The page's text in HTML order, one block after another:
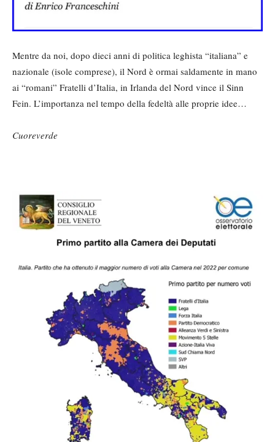
Mentre da noi, dopo dieci anni di politica leghista “italiana” e
nazionale (isole comprese), il Nord è ormai saldamente in mano
ai “romani” Fratelli d’Italia, in Irlanda del Nord vince il Sinn
Fein. L’importanza nel tempo della fedeltà alle proprie idee…
Cuoreverde